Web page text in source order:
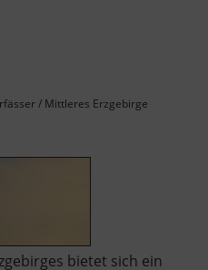
/ Mittleres Erzgebirge
bietet sich ein